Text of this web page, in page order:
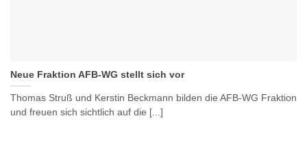
Neue Fraktion AFB-WG stellt sich vor
Thomas Struß und Kerstin Beckmann bilden die AFB-WG Fraktion
und freuen sich sichtlich auf die [...]